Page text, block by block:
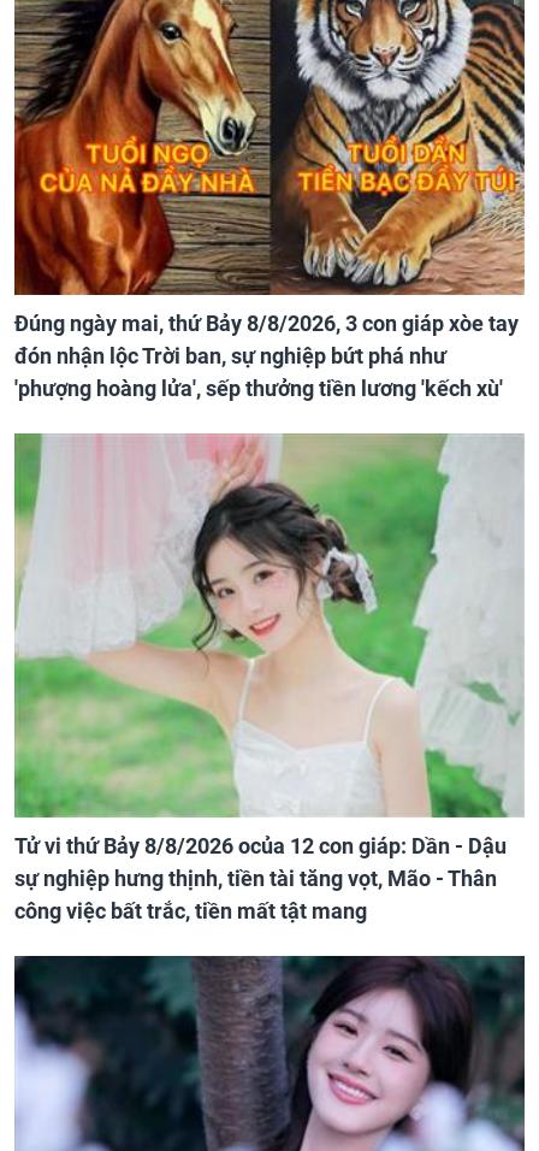
Đúng ngày mai, thứ Bảy 8/8/2026, 3 con giáp xòe tay
đón nhận lộc Trời ban, sự nghiệp bứt phá như
'phượng hoàng lửa', sếp thưởng tiền lương 'kếch xù'
Tử vi thứ Bảy 8/8/2026 ocủa 12 con giáp: Dần - Dậu
sự nghiệp hưng thịnh, tiền tài tăng vọt, Mão - Thân
công việc bất trắc, tiền mất tật mang